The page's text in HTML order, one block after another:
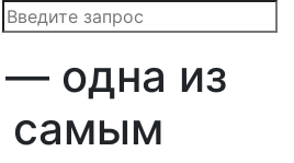
одна из
самым